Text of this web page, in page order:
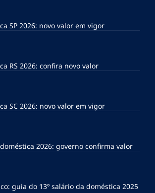
SP 2026: novo valor em vigor
RS 2026: confira novo valor
SC 2026: novo valor em vigor
2026: governo confirma valor
guia do 13º salário da doméstica 2025